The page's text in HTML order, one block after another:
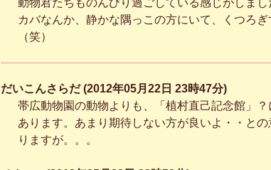
カバなんか、静かな隅っこの方にいて、くつろぎ
（笑）
だいこんさらだ (2012年05月22日 23時47分)
帯広動物園の動物よりも、「植村直己記念館」？
あります。あまり期待しない方が良いよ・・との
りますが。。。